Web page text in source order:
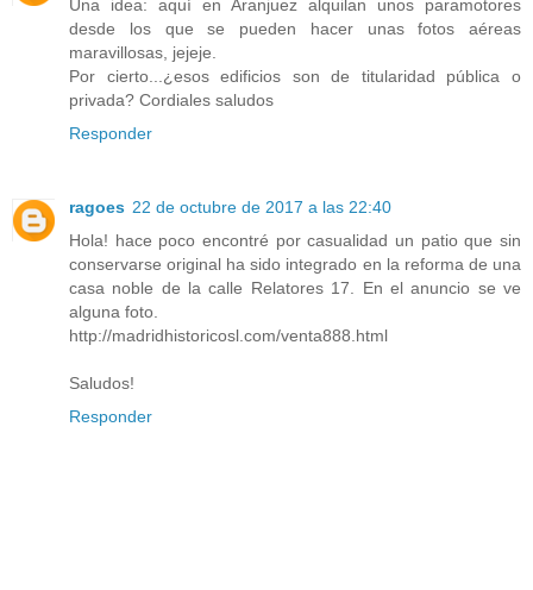
Una idea: aquí en Aranjuez alquilan unos paramotores
desde los que se pueden hacer unas fotos aéreas
maravillosas, jejeje.
Por cierto...¿esos edificios son de titularidad pública o
privada? Cordiales saludos
Responder
ragoes 22 de octubre de 2017 a las 22:40
Hola! hace poco encontré por casualidad un patio que sin
conservarse original ha sido integrado en la reforma de una
casa noble de la calle Relatores 17. En el anuncio se ve
alguna foto.
http://madridhistoricosl.com/venta888.html
Saludos!
Responder